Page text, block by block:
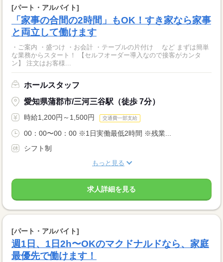
[パート・アルバイト]
「家事の合間の2時間」もOK！すき家なら家事
と両立して働けます
・ご案内 ・盛つけ ・お会計 ・テーブルの片付け など まずは簡単
な業務からスタート！ 【セルフオーダー導入なので接客がカンタ
ン】 注文はお客様...
ホールスタッフ
愛知県蒲郡市/三河三谷駅（徒歩 7分）
時給1,200円～1,500円 交通費一部支給
00：00〜00：00 ※1日実働最低2時間 ※残業...
シフト制
もっと見る
求人詳細を見る
[パート・アルバイト]
週1日、1日2h〜OKのマクドナルドなら、家庭
最優先で働けます！